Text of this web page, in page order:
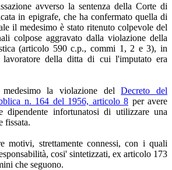
avverso la sentenza della Corte di
in epigrafe, che ha confermato quella di
il medesimo è stato ritenuto colpevole del
colpose aggravato dalla violazione della
(articolo 590 c.p., commi 1, 2 e 3), in
della ditta di cui l'imputato era
la violazione delDecreto del
n. 164 del 1956, articolo 8 per avere
dipendente infortunatosi di utilizzare una
fissata.
motivi, strettamente connessi, con i quali
cosi' sintetizzati, ex articolo 173
che seguono.